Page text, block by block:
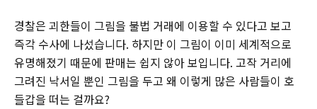
경찰은 괴한들이 그림을 불법 거래에 이용할 수 있다고 보고
즉각 수사에 나섰습니다. 하지만 이 그림이 이미 세계적으로
유명해졌기 때문에 판매는 쉽지 않아 보입니다. 고작 거리에
그려진 낙서일 뿐인 그림을 두고 왜 이렇게 많은 사람들이 호
들갑을 떠는 걸까요?